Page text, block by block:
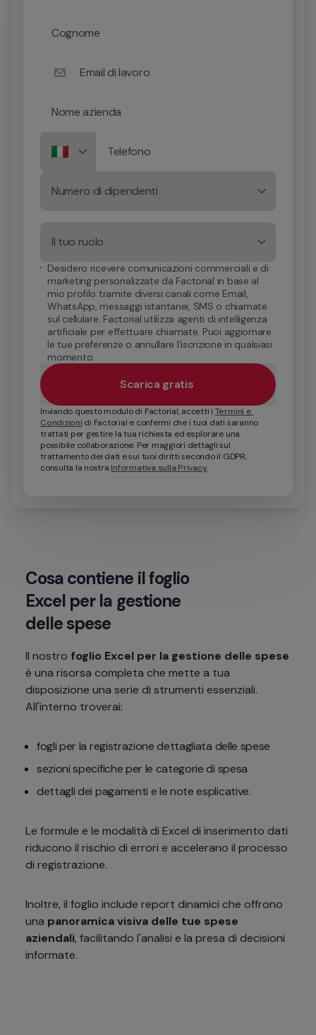
Cognome
Email di lavoro
Nome azienda
Telefono
Numero di dipendenti
Il tuo ruolo
Desidero ricevere comunicazioni commerciali e di
marketing personalizzate da Factorial in base al
mio profilo tramite diversi canali come Email,
WhatsApp, messaggi istantanei, SMS o chiamate
sul cellulare. Factorial utilizza agenti di intelligenza
artificiale per effettuare chiamate. Puoi aggiornare
le tue preferenze o annullare l’iscrizione in qualsiasi
momento.
Inviando questo modulo di Factorial, accetti i Termini e
Condizioni di Factorial e confermi che i tuoi dati saranno
trattati per gestire la tua richiesta ed esplorare una
possibile collaborazione. Per maggiori dettagli sul
trattamento dei dati e sui tuoi diritti secondo il GDPR,
consulta la nostra Informativa sulla Privacy.
Cosa contiene il foglio
Excel per la gestione
delle spese
Il nostro foglio Excel per la gestione delle spese
è una risorsa completa che mette a tua
disposizione una serie di strumenti essenziali.
All'interno troverai:
fogli per la registrazione dettagliata delle spese
sezioni specifiche per le categorie di spesa
dettagli dei pagamenti e le note esplicative.
Le formule e le modalità di Excel di inserimento dati
riducono il rischio di errori e accelerano il processo
di registrazione.
Inoltre, il foglio include report dinamici che offrono
una panoramica visiva delle tue spese
aziendali, facilitando l'analisi e la presa di decisioni
informate.